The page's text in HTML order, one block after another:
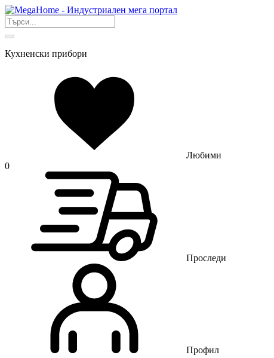
Кухненски прибори
Любими
0
Проследи
Профил